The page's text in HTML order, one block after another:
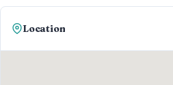
Location